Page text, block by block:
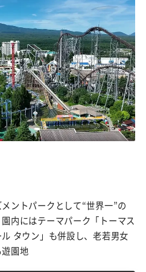
ントパークとして“世界一”の
内にはテーマパーク「トーマス
タウン」​も併設し、老若男女
園地